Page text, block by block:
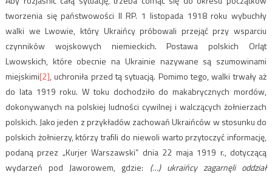
tworzenia się państwowości II RP. 1 listopada 1918 roku wybuchły
walki we Lwowie, który Ukraińcy próbowali przejąć przy wsparciu
czynników wojskowych niemieckich. Postawa polskich Orląt
Lwowskich, które obecnie na Ukrainie nazywane są szumowinami
miejskimi[2], uchroniła przed tą sytuacją. Pomimo tego, walki trwały aż
do lata 1919 roku. W toku dochodziło do makabrycznych mordów,
dokonywanych na polskiej ludności cywilnej i walczących żołnierzach
polskich. Jako jeden z przykładów zachowań Ukraińców w stosunku do
polskich żołnierzy, którzy trafili do niewoli warto przytoczyć informację,
podaną przez „Kurjer Warszawski” dnia 22 maja 1919 r., dotyczącą
wydarzeń pod Jaworowem, gdzie: (…) ukraińcy zagarnęli oddział